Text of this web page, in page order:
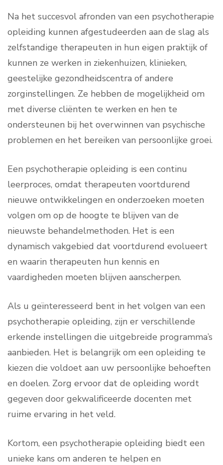
Na het succesvol afronden van een psychotherapie
opleiding kunnen afgestudeerden aan de slag als
zelfstandige therapeuten in hun eigen praktijk of
kunnen ze werken in ziekenhuizen, klinieken,
geestelijke gezondheidscentra of andere
zorginstellingen. Ze hebben de mogelijkheid om
met diverse cliënten te werken en hen te
ondersteunen bij het overwinnen van psychische
problemen en het bereiken van persoonlijke groei.
Een psychotherapie opleiding is een continu
leerproces, omdat therapeuten voortdurend
nieuwe ontwikkelingen en onderzoeken moeten
volgen om op de hoogte te blijven van de
nieuwste behandelmethoden. Het is een
dynamisch vakgebied dat voortdurend evolueert
en waarin therapeuten hun kennis en
vaardigheden moeten blijven aanscherpen.
Als u geïnteresseerd bent in het volgen van een
psychotherapie opleiding, zijn er verschillende
erkende instellingen die uitgebreide programma’s
aanbieden. Het is belangrijk om een opleiding te
kiezen die voldoet aan uw persoonlijke behoeften
en doelen. Zorg ervoor dat de opleiding wordt
gegeven door gekwalificeerde docenten met
ruime ervaring in het veld.
Kortom, een psychotherapie opleiding biedt een
unieke kans om anderen te helpen en